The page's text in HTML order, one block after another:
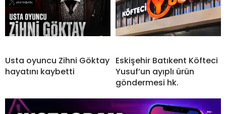
Usta oyuncu Zihni Göktay
hayatını kaybetti
Eskişehir Batıkent Köfteci
Yusuf’un ayıplı ürün
göndermesi hk.